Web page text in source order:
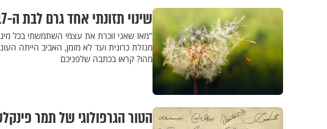
שינוי תזונתי אחד גרם לבת ה-17 להבריא כליל מאלרגיות. מהו?
"מאז שאני זוכרת את עצמי השתמשתי בכל מיני
מנזלת כרונית ועד לא מזמן, האביב הייתה
מהו? קראו בכתבה שלפניכם
הטור הגרפולוגי של תמר